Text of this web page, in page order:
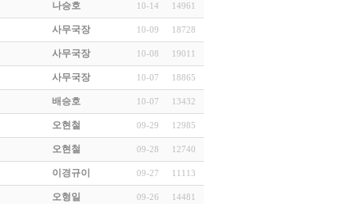
나승호 10-14 14961
사무국장 10-09 18728
사무국장 10-08 19011
사무국장 10-07 18865
배승호 10-07 13432
오현철 09-29 12985
오현철 09-28 12740
이경규이 09-27 11113
오형일 09-26 14481